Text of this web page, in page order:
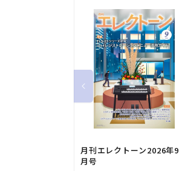
月刊エレクトーン2026年9
月号